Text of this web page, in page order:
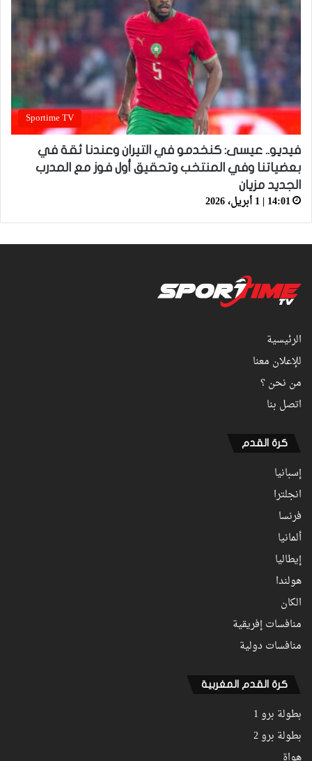
Sportime TV
فيديو.. عيسى: كنخدمو في التيران وعندنا ثقة في
بعضياتنا وفي المنتخب وتحقيق أول فوز مع المدرب
الجديد مزيان
14:01 | 1 أبريل، 2026
الرئيسية
للإعلان معنا
من نحن ؟
اتصل بنا
كرة القدم
إسبانيا
انجلترا
فرنسا
ألمانيا
إيطاليا
هولندا
الكان
منافسات إفريقية
منافسات دولية
كرة القدم المغربية
بطولة برو 1
بطولة برو 2